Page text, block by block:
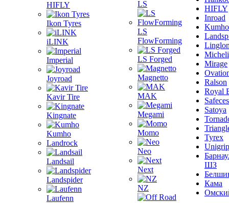
HIFLY
Ikon Tyres
iLINK
Imperial
Joyroad
Kavir Tire
Kingnate
Kumho
Landrock
Landsail
Landspider
Laufenn
LS
LS
FlowForming
LS Forged
Magnetto
MAK
Megami
Momo
Neo
Next
NZ
HIFLY
Inroad
Kumho
Mirage
Ralson
Royal
Satoya
Tyrex
Unigrip
ШЗ
Кама